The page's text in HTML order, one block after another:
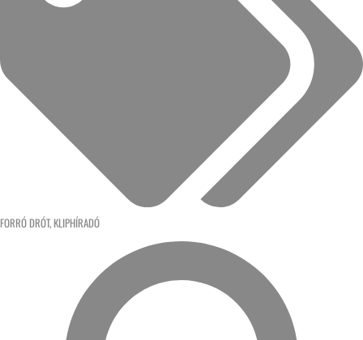
FORRÓ DRÓT, KLIPHÍRADÓ